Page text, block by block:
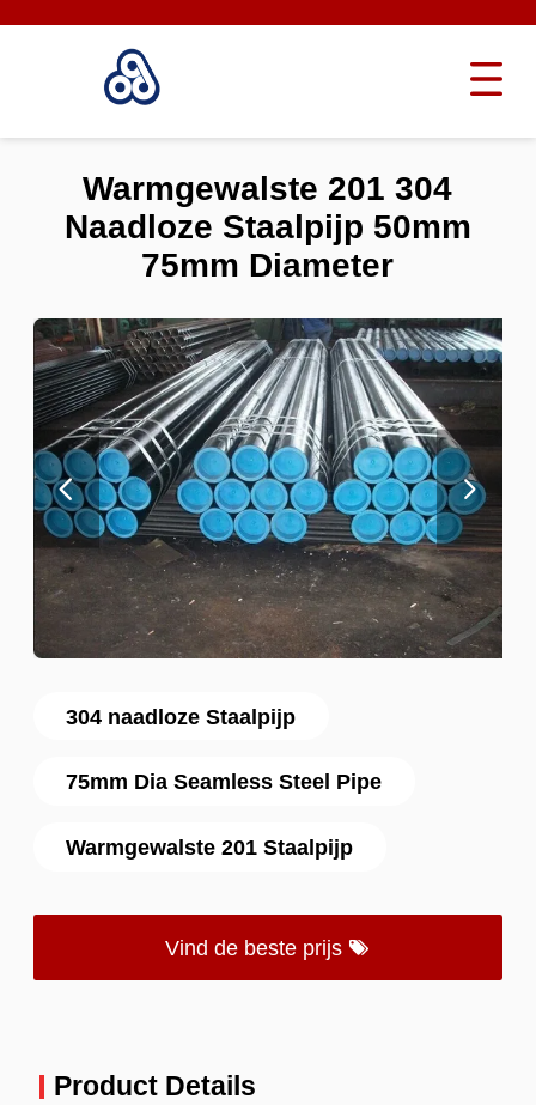
304 naadloze Staalpijp
75mm Dia Seamless Steel Pipe
Warmgewalste 201 Staalpijp
Vind de beste prijs
Warmgewalste 201 304
Naadloze Staalpijp 50mm
75mm Diameter
Product Details